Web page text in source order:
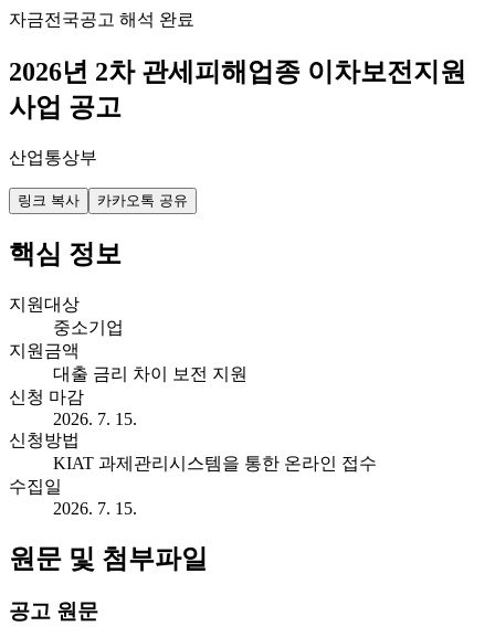
자금전국공고 해석 완료
2026년 2차 관세피해업종 이차보전지원
사업 공고
산업통상부
링크 복사 카카오톡 공유
핵심 정보
지원대상
중소기업
지원금액
대출 금리 차이 보전 지원
신청 마감
2026. 7. 15.
신청방법
KIAT 과제관리시스템을 통한 온라인 접수
수집일
2026. 7. 15.
원문 및 첨부파일
공고 원문